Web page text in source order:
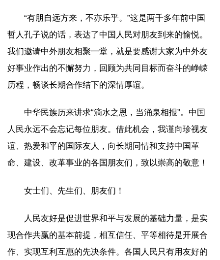
“有朋自远方来，不亦乐乎。”这是两千多年前中国
哲人孔子说的话，表达了中国人民对朋友到来的愉悦。
我们邀请中外朋友相聚一堂，就是要感谢大家为中外友
好事业作出的不懈努力，回顾为共同目标而奋斗的峥嵘
历程，畅谈长期合作结下的深情厚谊。
中华民族历来讲求“滴水之恩，当涌泉相报”。中国
人民永远不会忘记每位朋友。借此机会，我谨向珍视友
谊、热爱和平的国际友人，向长期同情和支持中国革
命、建设、改革事业的各国朋友们，致以崇高的敬意！
女士们、先生们、朋友们！
人民友好是促进世界和平与发展的基础力量，是实
现合作共赢的基本前提，相互信任、平等相待是开展合
作、实现互利互惠的先决条件。各国人民只有用友好的